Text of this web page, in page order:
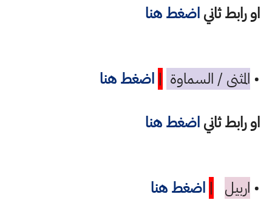
او رابط ثانياضغط هنا
• المثنى / السماوة | اضغط هنا
او رابط ثانياضغط هنا
• اربيل | اضغط هنا